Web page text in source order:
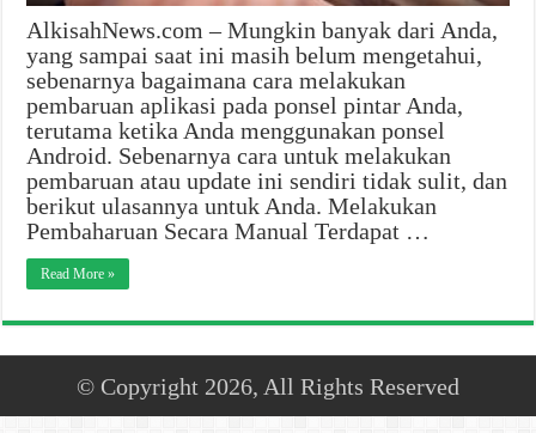
AlkisahNews.com – Mungkin banyak dari Anda,
yang sampai saat ini masih belum mengetahui,
sebenarnya bagaimana cara melakukan
pembaruan aplikasi pada ponsel pintar Anda,
terutama ketika Anda menggunakan ponsel
Android. Sebenarnya cara untuk melakukan
pembaruan atau update ini sendiri tidak sulit, dan
berikut ulasannya untuk Anda. Melakukan
Pembaharuan Secara Manual Terdapat …
Read More »
© Copyright 2026, All Rights Reserved